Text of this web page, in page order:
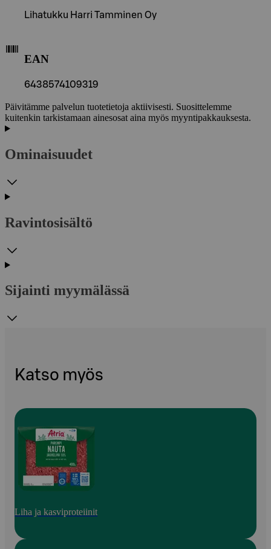
Lihatukku Harri Tamminen Oy
EAN
6438574109319
Päivitämme palvelun tuotetietoja aktiivisesti. Suosittelemme
kuitenkin tarkistamaan ainesosat aina myös myyntipakkauksesta.
Ominaisuudet
Ravintosisältö
Sijainti myymälässä
Katso myös
Liha ja kasviproteiinit